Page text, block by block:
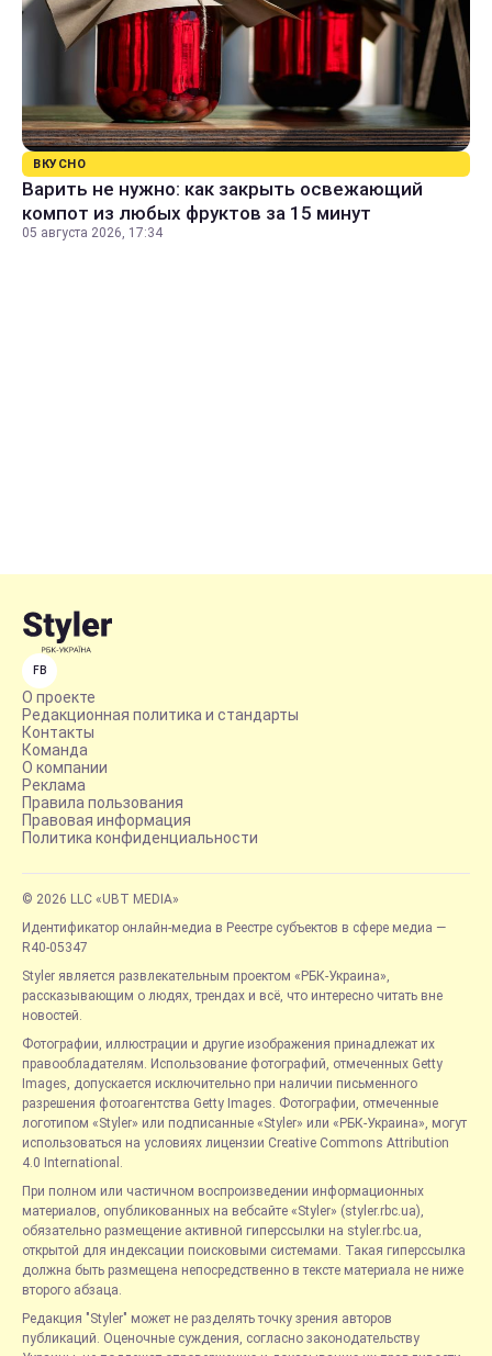
ВКУСНО
Варить не нужно: как закрыть освежающий
компот из любых фруктов за 15 минут
05 августа 2026, 17:34
FB
О проекте
Редакционная политика и стандарты
Контакты
Команда
О компании
Реклама
Правила пользования
Правовая информация
Политика конфиденциальности
© 2026 LLC «UBT MEDIA»
Идентификатор онлайн-медиа в Реестре субъектов в сфере медиа —
R40-05347
Styler является развлекательным проектом «РБК-Украина»,
рассказывающим о людях, трендах и всё, что интересно читать вне
новостей.
Фотографии, иллюстрации и другие изображения принадлежат их
правообладателям. Использование фотографий, отмеченных Getty
Images, допускается исключительно при наличии письменного
разрешения фотоагентства Getty Images. Фотографии, отмеченные
логотипом «Styler» или подписанные «Styler» или «РБК-Украина», могут
использоваться на условиях лицензии Creative Commons Attribution
4.0 International.
При полном или частичном воспроизведении информационных
материалов, опубликованных на вебсайте «Styler» (styler.rbc.ua),
обязательно размещение активной гиперссылки на styler.rbc.ua,
открытой для индексации поисковыми системами. Такая гиперссылка
должна быть размещена непосредственно в тексте материала не ниже
второго абзаца.
Редакция "Styler" может не разделять точку зрения авторов
публикаций. Оценочные суждения, согласно законодательству